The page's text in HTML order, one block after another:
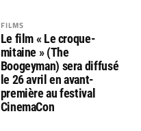
FILMS
Le film « Le croque-
mitaine » (The
Boogeyman) sera diffusé
le 26 avril en avant-
première au festival
CinemaCon